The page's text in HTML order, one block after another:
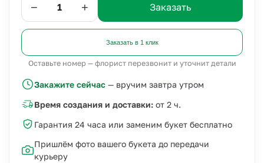
− + Заказать
Заказать в 1 клик
Оставьте номер — флорист перезвонит и уточнит детали
Закажите сейчас — вручим завтра утром
Время создания и доставки: от 2 ч.
Гарантия 24 часа или заменим букет бесплатно
Пришлём фото вашего букета до передачи
курьеру